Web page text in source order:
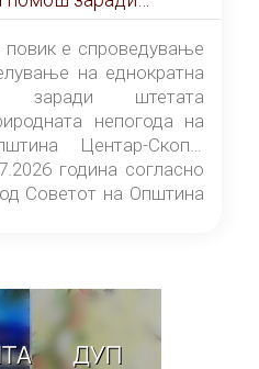
на Општина
е спроведување
на еднократна
заради штетата
непогода на
Центар-Скопје
година согласно
Советот на Општина
ДУП